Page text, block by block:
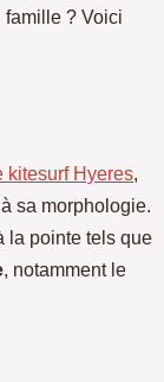
famille ? Voici
kitesurf Hyeres,
sa morphologie.
la pointe tels que
, notamment le